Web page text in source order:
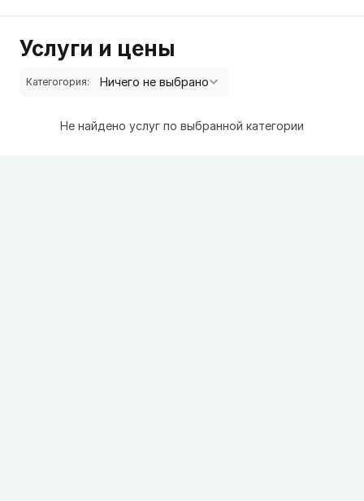
Услуги и цены
Категогория:
Не найдено услуг по выбранной категории